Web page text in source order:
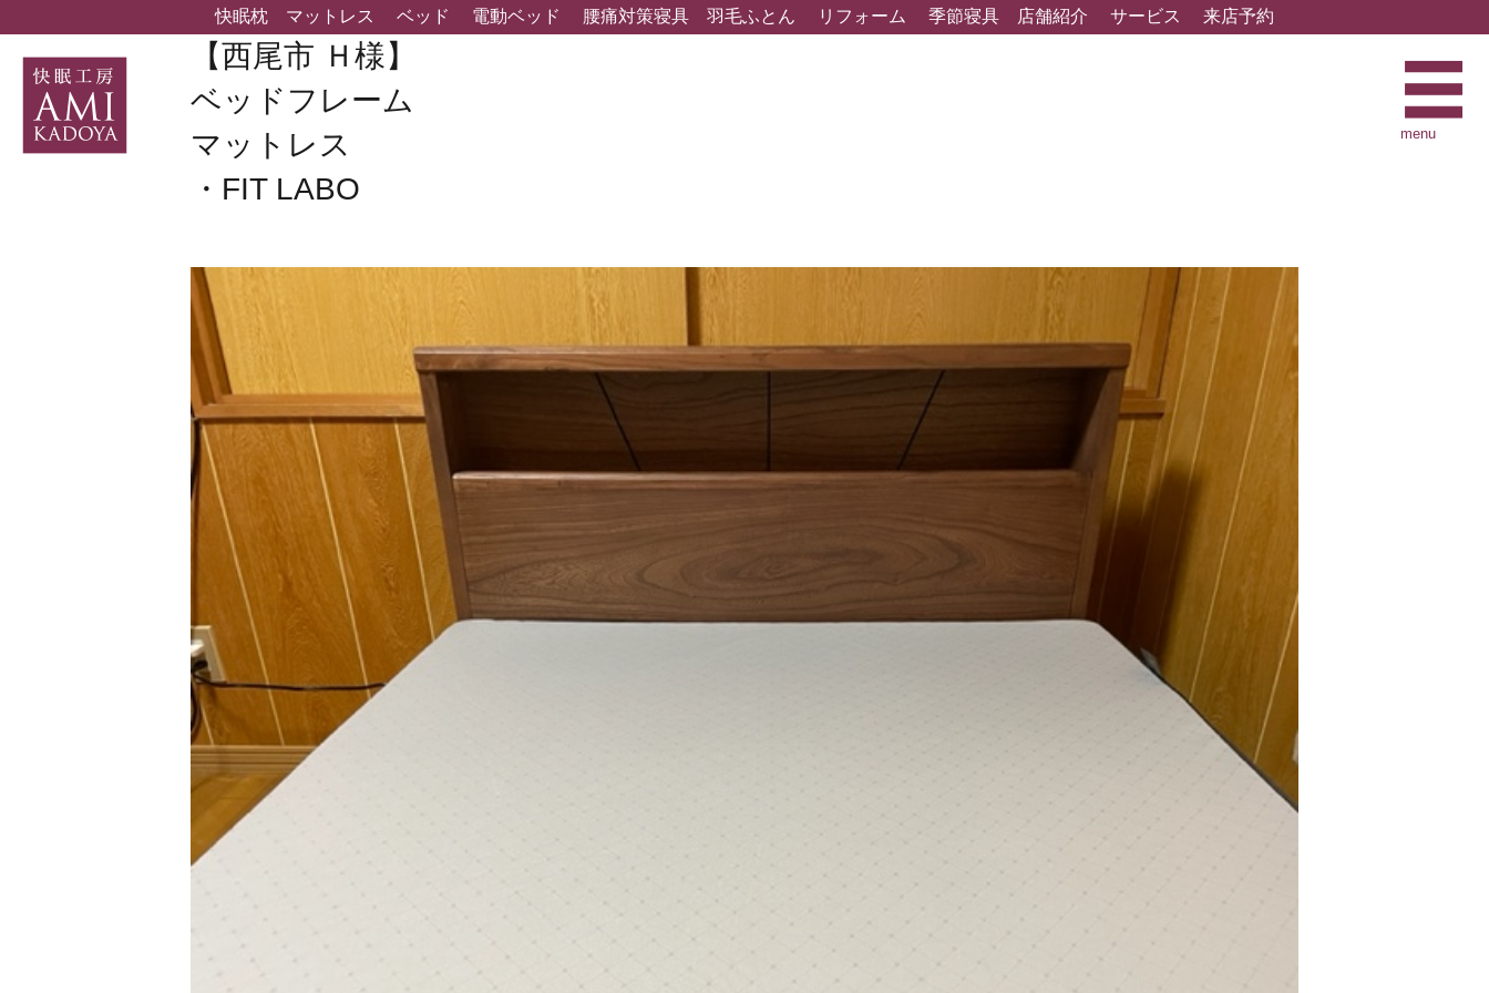
快眠枕 マットレス ベッド 電動ベッド 腰痛対策寝具 羽毛ふとん リフォーム 季節寝具 店舗紹介 サービス 来店予約
menu
【西尾市 Ｈ様】
ベッドフレーム
マットレス
・FIT LABO